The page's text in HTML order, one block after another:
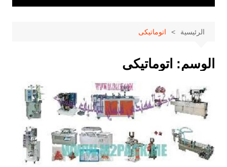
الرئيسية اتوماتيكى
الوسم: اتوماتيكى